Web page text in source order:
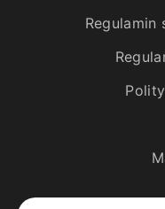
Regulamin